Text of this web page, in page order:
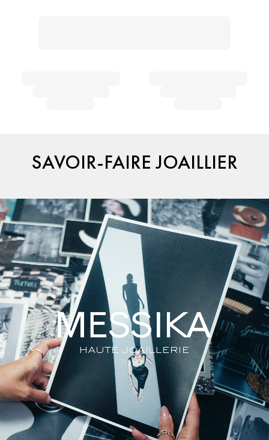
SAVOIR-FAIRE JOAILLIER